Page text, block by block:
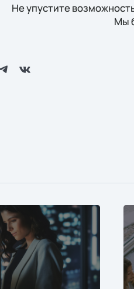
Не упустите
Мы